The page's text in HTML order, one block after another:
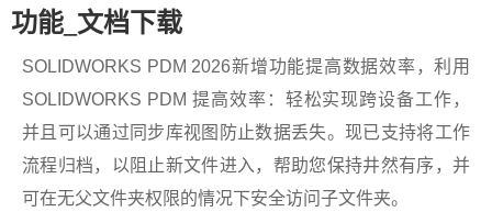
功能_文档下载
SOLIDWORKS PDM 2026新增功能提高数据效率，利用
SOLIDWORKS PDM 提高效率：轻松实现跨设备工作，
并且可以通过同步库视图防止数据丢失。现已支持将工作
流程归档，以阻止新文件进入，帮助您保持井然有序，并
可在无父文件夹权限的情况下安全访问子文件夹。